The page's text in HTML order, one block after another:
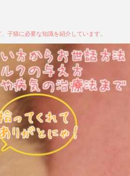
子猫に必要な知識を紹介しています。